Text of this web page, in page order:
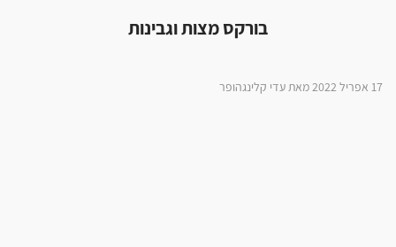
בורקס מצות וגבינות
17 אפריל 2022 מאת עדי קלינגהופר